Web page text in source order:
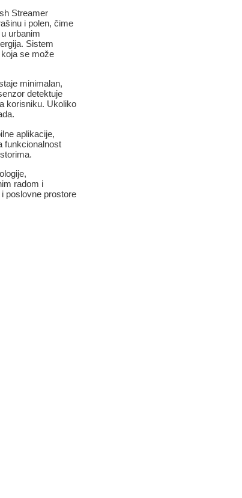
Streamer
i polen, čime
urbanim
Sistem
se može
minimalan,
detektuje
korisniku. Ukoliko
aplikacije,
funkcionalnost
radom i
poslovne prostore